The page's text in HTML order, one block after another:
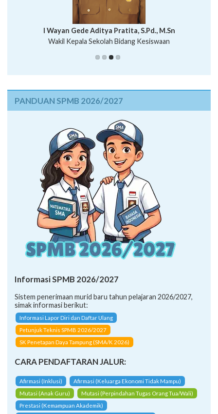
Putu Suhartana, S.Pd.
I Wayan Bawa Parmita, S.Pd
I Wayan Gede Aditya Pratita, S.Pd., M.Sn
Wakil Kepala Sekolah Bidang Kesiswaan
Ni Wayan Nopi Sutantri, S.Pd.
PANDUAN SPMB 2026/2027
Informasi SPMB 2026/2027
Sistem penerimaan murid baru tahun pelajaran 2026/2027,
simak informasi berikut:
Informasi Lapor Diri dan Daftar Ulang
Petunjuk Teknis SPMB 2026/2027
SK Penetapan Daya Tampung (SMA/K 2026)
CARA PENDAFTARAN JALUR:
Afirmasi (Inklusi)
Afirmasi (Keluarga Ekonomi Tidak Mampu)
Mutasi (Anak Guru)
Mutasi (Perpindahan Tugas Orang Tua/Wali)
Prestasi (Kemampuan Akademik)